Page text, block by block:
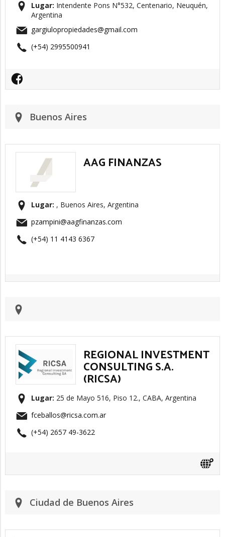
Lugar: Intendente Pons N°532, Centenario, Neuquén,
Argentina
gargiulopropiedades@gmail.com
(+54) 2995500941
Buenos Aires
AAG FINANZAS
Lugar: , Buenos Aires, Argentina
pzampini@aagfinanzas.com
(+54) 11 4143 6367
REGIONAL INVESTMENT
CONSULTING S.A.
(RICSA)
Lugar: 25 de Mayo 516, Piso 12., CABA, Argentina
fceballos@ricsa.com.ar
(+54) 2657 49-3622
Ciudad de Buenos Aires